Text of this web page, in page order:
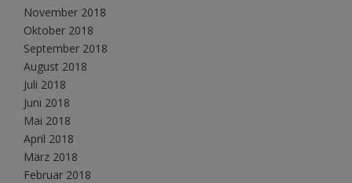
November 2018
Oktober 2018
September 2018
August 2018
Juli 2018
Juni 2018
Mai 2018
April 2018
März 2018
Februar 2018